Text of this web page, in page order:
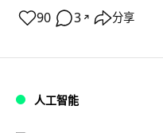
90 3 ↗ 分享
人工智能